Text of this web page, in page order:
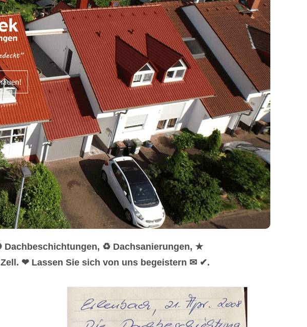
Dachbeschichtungen, ♻ Dachsanierungen, ★
❤ Lassen Sie sich von uns begeistern ✉ ✔.